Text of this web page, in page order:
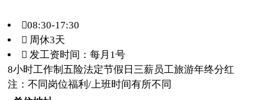
08:30-17:30
 周休3天
 发工资时间：每月1号
8小时工作制 五险法定节假日三薪员工旅游年终分红
注：不同岗位福利/上班时间有所不同